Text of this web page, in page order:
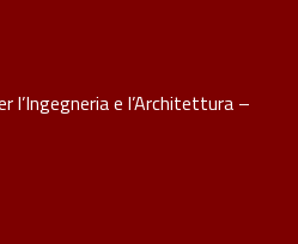
e l’Architettura –